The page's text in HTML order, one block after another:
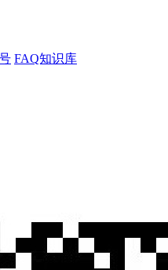
FAQ知识库